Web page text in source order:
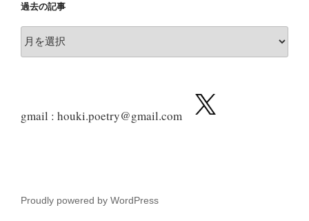
過去の記事
去
gmail : houki.poetry@gmail.com
Proudly powered by WordPress